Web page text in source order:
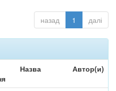
назад 1 далі
Назва Автор(и)